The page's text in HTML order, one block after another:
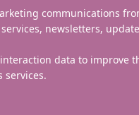
communications
newsletters,
data to improve
services.